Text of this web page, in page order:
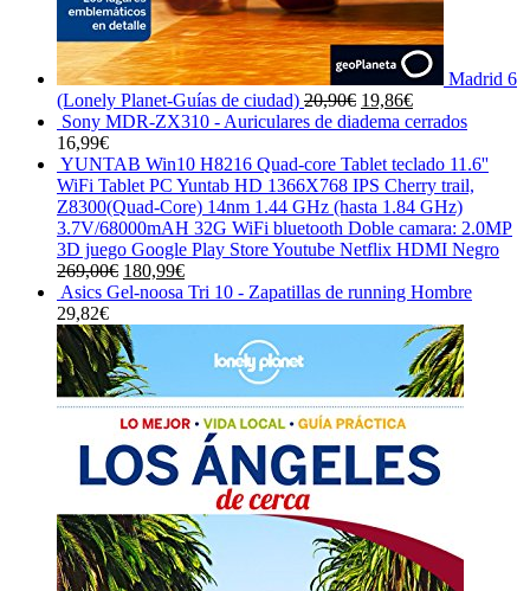
Madrid 6
(Lonely Planet-Guías de ciudad) 20,90€ El
precio
era:
20,90€.
19,86€El
precio
es:
19,86€.
Sony MDR-ZX310 - Auriculares de diadema cerrados
16,99€
YUNTAB Win10 H8216 Quad-core Tablet teclado 11.6''
WiFi Tablet PC Yuntab HD 1366X768 IPS Cherry trail,
Z8300(Quad-Core) 14nm 1.44 GHz (hasta 1.84 GHz)
3.7V/68000mAH 32G WiFi bluetooth Doble camara: 2.0MP
3D juego Google Play Store Youtube Netflix HDMI Negro
269,00€ El
precio
era:
269,00€.
180,99€El
precio
180,99€.
Asics Gel-noosa Tri 10 - Zapatillas de running Hombre
29,82€